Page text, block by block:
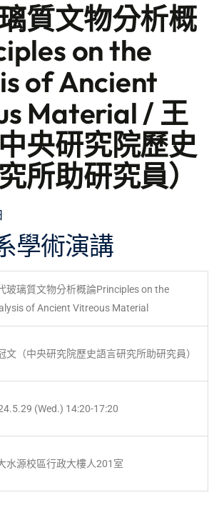
質文物分析概
on the
of Ancient
Material / 王
央研究院歷史
所助研究員）
學術演講
玻璃質文物分析概論Principles on the
of Ancient Vitreous Material
文（中央研究院歷史語言研究所助研究員）
(Wed.) 14:20-17:20
水源校區行政大樓人201室